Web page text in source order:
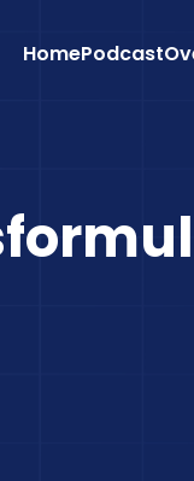
HomePodcast